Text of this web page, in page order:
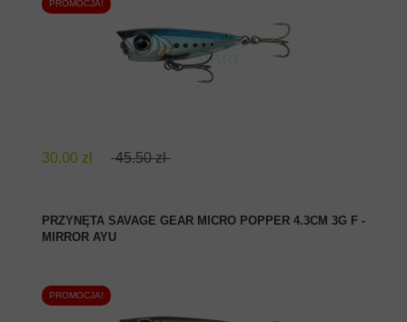
PROMOCJA!
30.00 zł 45.50 zł
PRZYNĘTA SAVAGE GEAR MICRO POPPER 4.3CM 3G F -
MIRROR AYU
PROMOCJA!